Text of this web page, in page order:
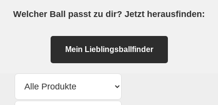
Welcher Ball passt zu dir? Jetzt herausfinden:
Mein Lieblingsballfinder